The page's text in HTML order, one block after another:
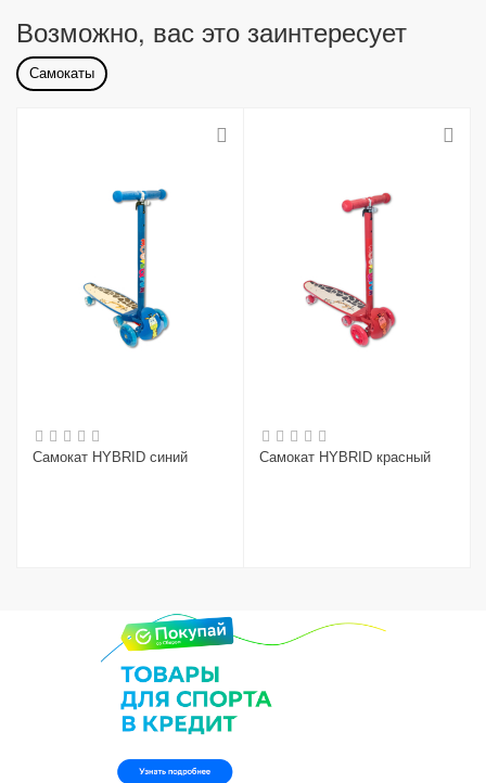
Возможно, вас это заинтересует
Самокаты
Самокат HYBRID синий Самокат HYBRID красный